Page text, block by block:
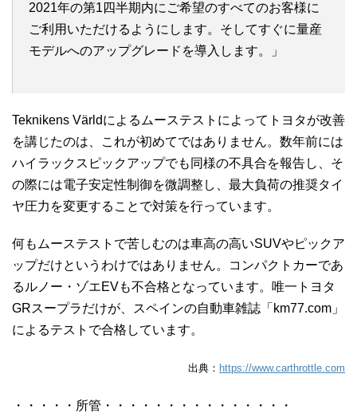
2021年の第1四半期内にご希望のすべてのお客様に
ご利用いただけるようにします。そしてすぐに量産
モデルへのアップグレードを導入します。」
Teknikens Världによるムーステストによってトヨタが改善
を講じたのは、これが初めてではありません。数年前には
ハイラックスピックアップでも同様の不具合を報告し、そ
の際には電子安定性制御を微調整し、最大負荷の推奨タイ
ヤ圧力を変更することで対策を行っています。
何もムーステストで苦しむのは車高の高いSUVやピックア
ップだけというわけではありません。コンパクトカーであ
るルノー・ゾエEVも不合格となっています。唯一トヨタ
GRスープラだけが、スペインの自動車雑誌「km77.com」
によるテストで合格しています。
出典： https://www.carthrottle.com
・・・・・所管・・・・・・・・・・・・・・・